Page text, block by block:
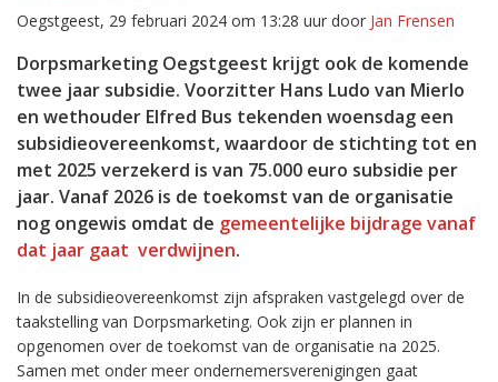
Oegstgeest, 29 februari 2024 om 13:28 uur door Jan Frensen
Dorpsmarketing Oegstgeest krijgt ook de komende
twee jaar subsidie. Voorzitter Hans Ludo van Mierlo
en wethouder Elfred Bus tekenden woensdag een
subsidieovereenkomst, waardoor de stichting tot en
met 2025 verzekerd is van 75.000 euro subsidie per
jaar. Vanaf 2026 is de toekomst van de organisatie
nog ongewis omdat de gemeentelijke bijdrage vanaf
dat jaar gaat verdwijnen.
In de subsidieovereenkomst zijn afspraken vastgelegd over de
taakstelling van Dorpsmarketing. Ook zijn er plannen in
opgenomen over de toekomst van de organisatie na 2025.
Samen met onder meer ondernemersverenigingen gaat